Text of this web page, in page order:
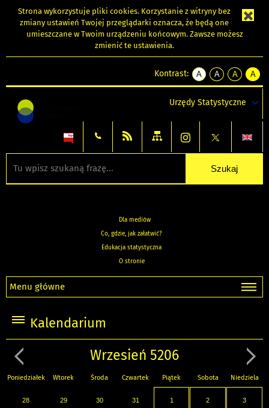
Strona wykorzystuje pliki cookies. Korzystanie z witryny bez
zmiany ustawień Twojej przeglądarki oznacza, że będą one
umieszczane w Twoim urządzeniu końcowym. Zawsze możesz
zmienić te ustawienia.
Kontrast:
A
kontrast
A
kontrast
tekst
czarnym
A
kontrast
tekst
czarnym
A
tekst
żółtym
Urzędy Statystyczne
Dla mediów
Co, gdzie, jak załatwić?
Edukacja statystyczna
O stronie
Menu główne
Kalendarium
Wrzesień 5206
Poniedziałek Wtorek Środa Czwartek Piątek Sobota Niedziela
28 29 30 31 1 2 3